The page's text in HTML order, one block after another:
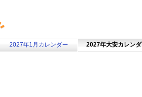
2027年1月カレンダー 2027年大安カレン